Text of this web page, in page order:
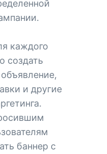
каждого
создать
и другие
баннер с